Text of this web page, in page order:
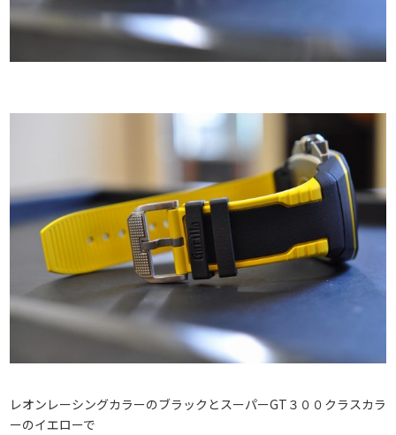
レオンレーシングカラーのブラックとスーパーGT３００クラスカラ
ーのイエローで